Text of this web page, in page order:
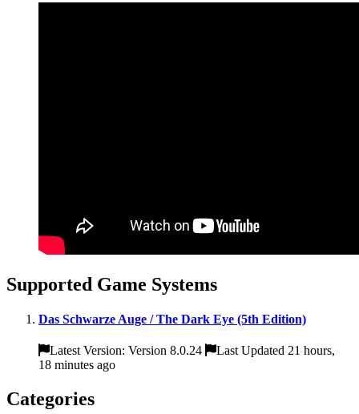
Supported Game Systems
Das Schwarze Auge / The Dark Eye (5th Edition)
Latest Version: Version 8.0.24
Last Updated 21 hours,
18 minutes ago
Categories